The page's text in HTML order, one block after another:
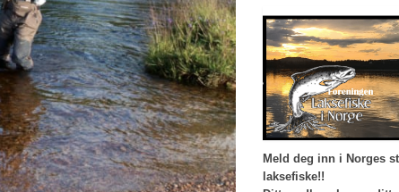
Meld deg inn i Norges
laksefiske!!